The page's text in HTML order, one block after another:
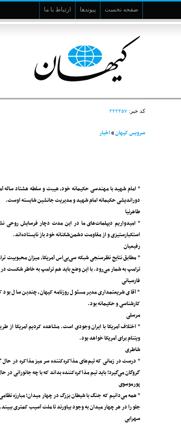
صفحه نخست پیوندها ارتباط با ما
کد خبر: ۳۳۳۳۵۷
سرویس کیهان»اخبار
* امام شهید با مهندسی حکیمانه خود، هیبت و سلطه هشتاد
دوراندیشی حکیمانه امام شهید و مدیریت جانشین شایسته اوست.
طاهرنیا
* امیدواریم دیپلمات‌های ما در این مدت دچار فرسایش روحی
استکبارستیزی و از مقاومت دشمن‌شکنانه خود باز نایستاده‌اند.
رفیعیان
ترامپ به شمار می‌رود. با این وضع باید هم ترامپ به خاطر شکست در
فارسیانی
* آقای شریعتمداری مدیر مسئول روزنامه کیهان، چندین سال بود
کارشناسی و حکیمانه بود.
مرسلی
* اختلاف آمریکا با ایران وجودی است. مشاهده کردیم آمریکا از
ویتنام برای آمریکا خواهد بود.
شاطری
* درست در زمانی که تیم‌های مذاکره‌کننده سر میز مذاکره در حال
گروگان می‌گیرد! باید تیم مذاکره‌کننده بداند که با چه جانورانی در
پورموسوی
* همه می‌دانیم که جنگ با شیطان بزرگ در چهار میدان؛ مبارزه
جلو را در هر چهار میدان به وجود بیاورند تا ملت آسیب کمتری ببیند.
سهرابی